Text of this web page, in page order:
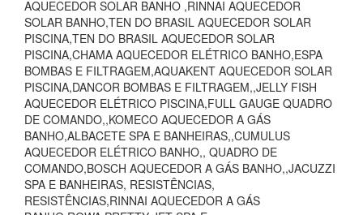
AQUECEDOR SOLAR BANHO ,RINNAI AQUECEDOR
SOLAR BANHO,TEN DO BRASIL AQUECEDOR SOLAR
PISCINA,TEN DO BRASIL AQUECEDOR SOLAR
PISCINA,CHAMA AQUECEDOR ELÉTRICO BANHO,ESPA
BOMBAS E FILTRAGEM,AQUAKENT AQUECEDOR SOLAR
PISCINA,DANCOR BOMBAS E FILTRAGEM,,JELLY FISH
AQUECEDOR ELÉTRICO PISCINA,FULL GAUGE QUADRO
DE COMANDO,,KOMECO AQUECEDOR A GÁS
BANHO,ALBACETE SPA E BANHEIRAS,,CUMULUS
AQUECEDOR ELÉTRICO BANHO,, QUADRO DE
COMANDO,BOSCH AQUECEDOR A GÁS BANHO,,JACUZZI
SPA E BANHEIRAS, RESISTÊNCIAS,
RESISTÊNCIAS,RINNAI AQUECEDOR A GÁS